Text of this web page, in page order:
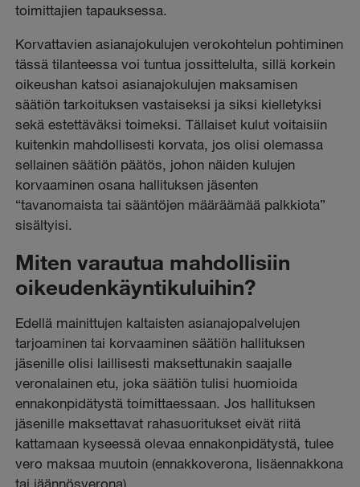
toimittajien tapauksessa.
Korvattavien asianajokulujen verokohtelun pohtiminen
tässä tilanteessa voi tuntua jossittelulta, sillä korkein
oikeushan katsoi asianajokulujen maksamisen
säätiön tarkoituksen vastaiseksi ja siksi kielletyksi
sekä estettäväksi toimeksi. Tällaiset kulut voitaisiin
kuitenkin mahdollisesti korvata, jos olisi olemassa
sellainen säätiön päätös, johon näiden kulujen
korvaaminen osana hallituksen jäsenten
“tavanomaista tai sääntöjen määräämää palkkiota”
sisältyisi.
Miten varautua mahdollisiin
oikeudenkäyntikuluihin?
Edellä mainittujen kaltaisten asianajopalvelujen
tarjoaminen tai korvaaminen säätiön hallituksen
jäsenille olisi laillisesti maksettunakin saajalle
veronalainen etu, joka säätiön tulisi huomioida
ennakonpidätystä toimittaessaan. Jos hallituksen
jäsenille maksettavat rahasuoritukset eivät riitä
kattamaan kyseessä olevaa ennakonpidätystä, tulee
vero maksaa muutoin (ennakkoverona, lisäennakkona
tai jäännösverona).